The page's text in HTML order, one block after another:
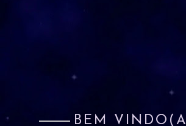
BEM